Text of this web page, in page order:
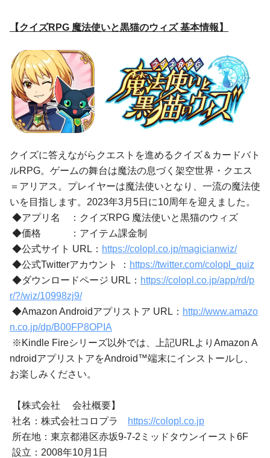
【クイズRPG 魔法使いと黒猫のウィズ 基本情報】
クイズに答えながらクエストを進めるクイズ＆カードバト
ルRPG。ゲームの舞台は魔法の息づく架空世界・クエス
＝アリアス。プレイヤーは魔法使いとなり、一流の魔法使
いを目指します。2023年3月5日に10周年を迎えました。
◆アプリ名 ：クイズRPG 魔法使いと黒猫のウィズ
◆価格 ：アイテム課金制
◆公式サイト URL： https://colopl.co.jp/magicianwiz/
◆公式Twitterアカウント ： https://twitter.com/colopl_quiz
◆ダウンロードページ URL： https://colopl.co.jp/app/rd/p
r/?/wiz/10998zj9/
◆Amazon Androidアプリストア URL： http://www.amazo
n.co.jp/dp/B00FP8OPIA
※Kindle Fireシリーズ以外では、上記URLよりAmazon A
ndroidアプリストアをAndroid™端末にインストールし、
お楽しみください。
【株式会社 会社概要】
社名：株式会社コロプラ
https://colopl.co.jp
所在地：東京都港区赤坂9-7-2ミッドタウンイースト6F
設立：2008年10月1日